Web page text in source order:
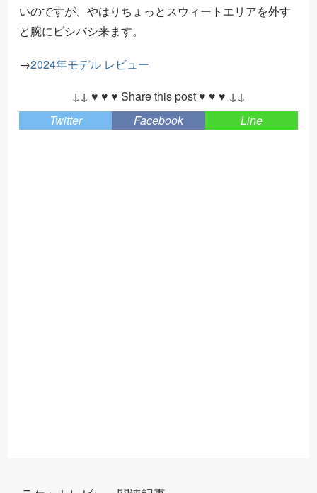
いのですが、やはりちょっとスウィートエリアを外す
と腕にビシバシ来ます。
→2024年モデル レビュー
↓↓ ♥ ♥ ♥ Share this post ♥ ♥ ♥ ↓↓
Twitter
Facebook Line